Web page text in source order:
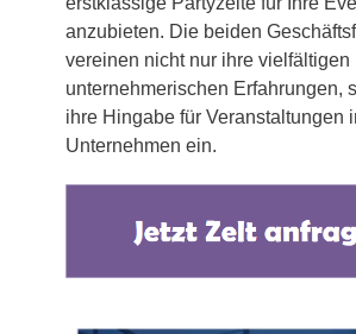
anzubieten. Die beiden
vereinen nicht nur ihre vielfältigen
unternehmerischen Erfahrungen,
ihre Hingabe für Veranstaltungen
Unternehmen ein.